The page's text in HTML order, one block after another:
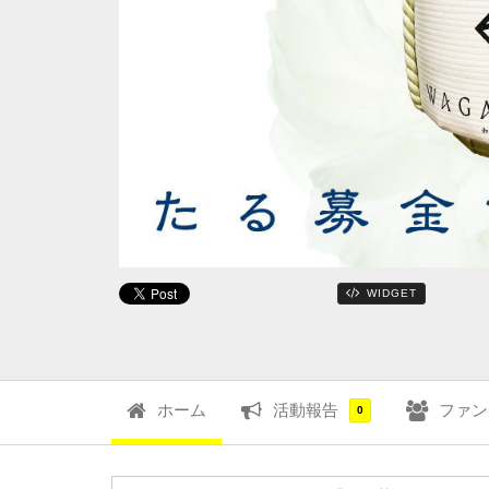
WIDGET
ホーム 活動報告 0 ファン